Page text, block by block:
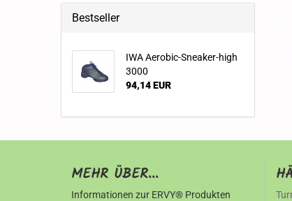
Bestseller
IWA Aerobic-Sneaker-high
3000
94,14 EUR
MEHR ÜBER...
Informationen zur ERVY® Produkten